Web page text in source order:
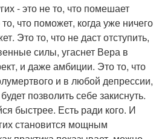
- это не то, что помешает
что поможет, когда уже ничего
Это то, что не даст отступить,
силы, угаснет Вера в
и даже амбиции. Это то, что
и в любой депрессии,
позволить себе закиснуть.
быстрее. Есть ради кого. И
становится мощным